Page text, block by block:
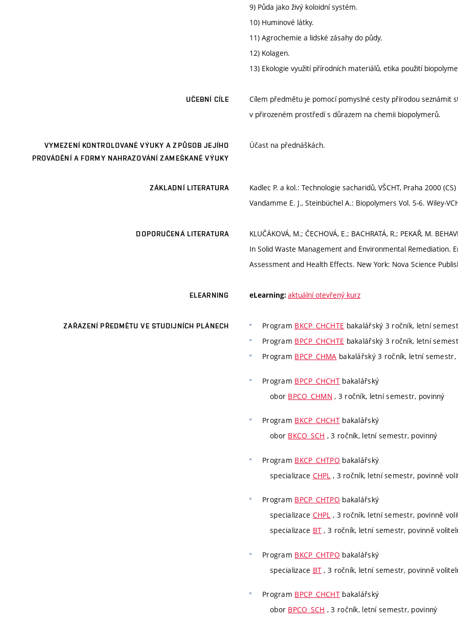
9) Půda jako živý koloidní systém.
10) Huminové látky.
11) Agrochemie a lidské zásahy do půdy.
12) Kolagen.
13) Ekologie využití přírodních materiálů, etika použití
UČEBNÍ CÍLE
Cílem předmětu je pomocí pomyslné cesty přírodou seznámit
v přirozeném prostředí s důrazem na chemii biopolymerů.
VYMEZENÍ KONTROLOVANÉ VÝUKY A ZPŮSOB JEJÍHO
PROVÁDĚNÍ A FORMY NAHRAZOVÁNÍ ZAMEŠKANÉ VÝUKY
Účast na přednáškách.
ZÁKLADNÍ LITERATURA
Kadlec P. a kol.: Technologie sacharidů, VŠCHT, Praha 2000 (CS)
Vandamme E. J., Steinbüchel A.: Biopolymers Vol. 5-6. Wiley-
DOPORUČENÁ LITERATURA
KLUČÁKOVÁ, M.; ČECHOVÁ, E.; BACHRATÁ, R.; PEKAŘ, M.
In Solid Waste Management and Environmental Remediation.
Assessment and Health Effects. New York: Nova Science
ELEARNING eLearning: aktuální otevřený kurz
ZAŘAZENÍ PŘEDMĚTU VE STUDIJNÍCH PLÁNECH Program BKCP_CHCHTE bakalářský 3 ročník, letní
Program BPCP_CHCHTE bakalářský 3 ročník, letní
Program BPCP_CHMA bakalářský 3 ročník, letní semestr,
Program BPCP_CHCHT bakalářský
obor BPCO_CHMN , 3 ročník, letní semestr, povinný
Program BKCP_CHCHT bakalářský
obor BKCO_SCH , 3 ročník, letní semestr, povinný
Program BKCP_CHTPO bakalářský
specializace CHPL , 3 ročník, letní semestr, povinně
Program BPCP_CHTPO bakalářský
specializace CHPL , 3 ročník, letní semestr, povinně
specializace BT , 3 ročník, letní semestr, povinně
Program BKCP_CHTPO bakalářský
specializace BT , 3 ročník, letní semestr, povinně
Program BPCP_CHCHT bakalářský
obor BPCO_SCH , 3 ročník, letní semestr, povinný